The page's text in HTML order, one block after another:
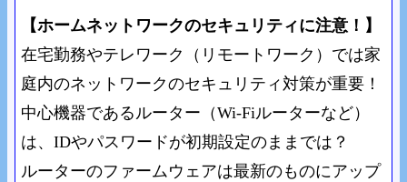
【ホームネットワークのセキュリティに注意！】
在宅勤務やテレワーク（リモートワーク）では家
庭内のネットワークのセキュリティ対策が重要！
中心機器であるルーター（Wi-Fiルーターなど）
は、IDやパスワードが初期設定のままでは？
ルーターのファームウェアは最新のものにアップ